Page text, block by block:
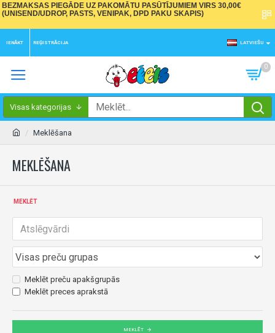
BEZMAKSAS PIEGĀDE UZ PAKOMĀTU PASŪTĪJUMIEM VIRS 30,00€
(UNISEND/UDROP, PASTS, VENIPAK, DPD PAKU SKAPIS)
IENĀKT REĢISTRĀCIJA LATVIEŠU
0
Visas kategorijas
Meklēšana
MEKLĒŠANA
MEKLĒT
Meklēt preču apakšgrupās
Meklēt preces aprakstā
MEKLĒT